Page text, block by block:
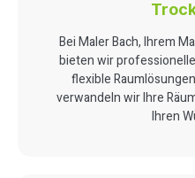
Bei Maler Bach, Ihrem
bieten wir
flexible
verwandeln wir Ihre
Ihren